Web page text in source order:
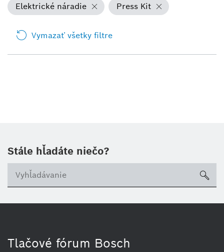
Elektrické náradie
Press Kit
Vymazať všetky filtre
Stále hľadáte niečo?
Tlačové fórum Bosch